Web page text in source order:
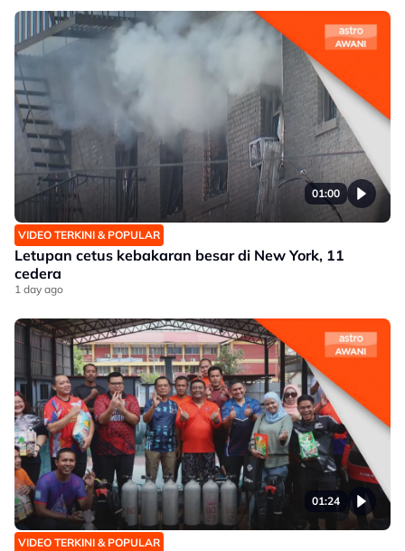
01:00
VIDEO TERKINI & POPULAR
Letupan cetus kebakaran besar di New York, 11
cedera
1 day ago
01:24
VIDEO TERKINI & POPULAR